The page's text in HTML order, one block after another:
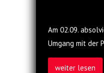
Am 02.09.
Umgang mit der
weiter lesen